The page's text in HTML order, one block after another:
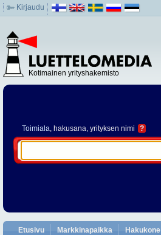
Kirjaudu
Kotimainen yrityshakemisto
Toimiala, hakusana, yrityksen nimi ?
Etusivu Markkinapaikka Hakukone